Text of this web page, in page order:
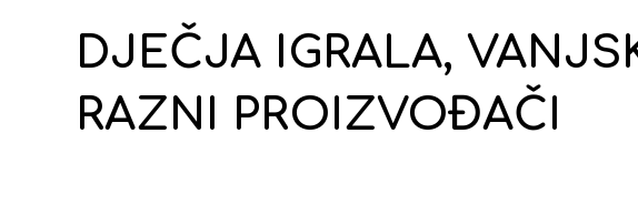
DJEČJA IGRALA,
RAZNI PROIZVOĐAČI